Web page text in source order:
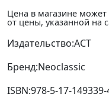
Цена в магазине может
от цены, указанной на
Издательство:АСТ
Бренд:Neoclassic
ISBN:978-5-17-149339-